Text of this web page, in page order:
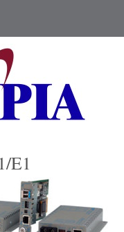
E1